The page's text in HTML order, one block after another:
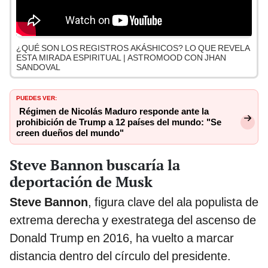
¿QUÉ SON LOS REGISTROS AKÁSHICOS? LO QUE REVELA
ESTA MIRADA ESPIRITUAL | ASTROMOOD CON JHAN
SANDOVAL
PUEDES VER:
Régimen de Nicolás Maduro responde ante la
prohibición de Trump a 12 países del mundo: "Se
creen dueños del mundo"
Steve Bannon buscaría la
deportación de Musk
Steve Bannon, figura clave del ala populista de
extrema derecha y exestratega del ascenso de
Donald Trump en 2016, ha vuelto a marcar
distancia dentro del círculo del presidente.